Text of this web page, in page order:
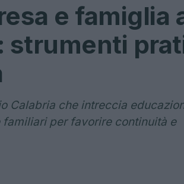
e famiglia
strumenti
Calabria che intreccia
per favorire continuità e